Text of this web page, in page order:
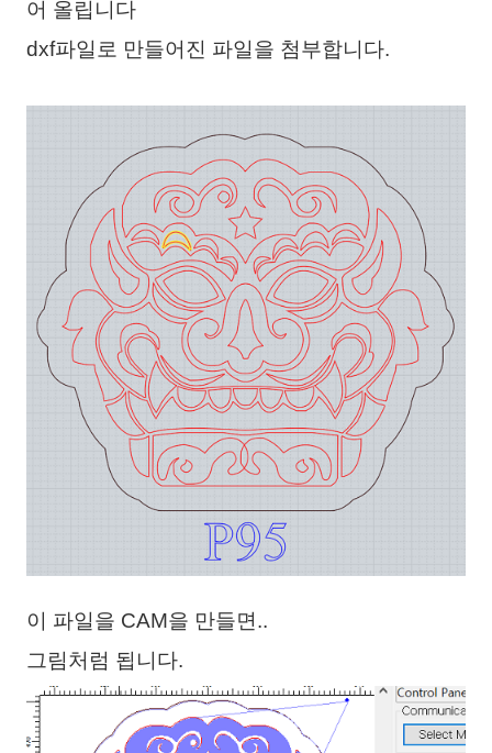
어 올립니다
dxf파일로 만들어진 파일을 첨부합니다.
이 파일을 CAM을 만들면..
그림처럼 됩니다.